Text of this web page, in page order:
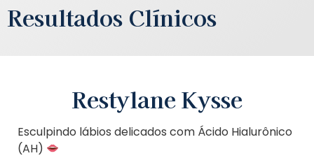
Resultados Clínicos
Restylane Kysse
Esculpindo lábios delicados com Ácido Hialurônico
(AH)